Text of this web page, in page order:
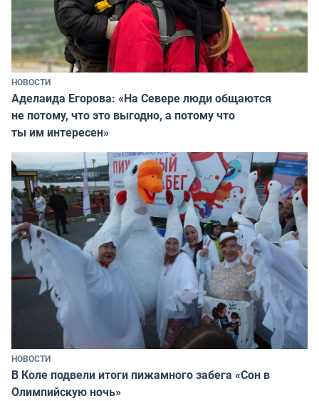
НОВОСТИ
Аделаида Егорова: «На Севере люди общаются
не потому, что это выгодно, а потому что
ты им интересен»
НОВОСТИ
В Коле подвели итоги пижамного забега «Сон в
Олимпийскую ночь»